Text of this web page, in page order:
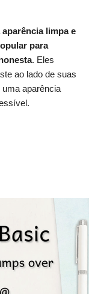
limpa e
para
. Eles
ao lado de suas
aparência